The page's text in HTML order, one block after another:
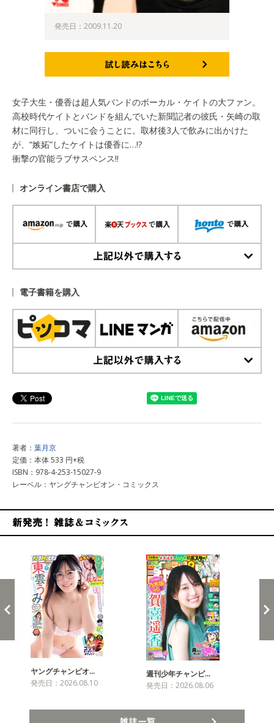
発売日：2009.11.20
女子大生・優香は超人気バンドのボーカル・ケイトの大ファン。
高校時代ケイトとバンドを組んでいた新聞記者の彼氏・矢崎の取
材に同行し、ついに会うことに。取材後3人で飲みに出かけた
が、“嫉妬”したケイトは優香に…!?
衝撃の官能ラブサスペンス!!
オンライン書店で購入
電子書籍を購入
著者： 葉月京
定価：本体 533 円+税
ISBN：978-4-253-15027-9
レーベル：ヤングチャンピオン・コミックス
ヤングチャンピオ…
発売日：2026.08.10
週刊少年チャンピ…
発売日：2026.08.06